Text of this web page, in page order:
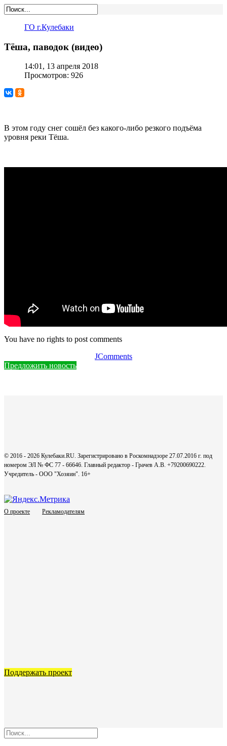
ГО г.Кулебаки
Тёша, паводок (видео)
14:01, 13 апреля 2018
Просмотров: 926
В этом году снег сошёл без какого-либо резкого подъёма
уровня реки Тёша.
You have no rights to post comments
JComments
Предложить новость
© 2016 - 2026 Кулебаки.RU. Зарегистрировано в Роскомнадзоре 27.07.2016 г. под
номером ЭЛ № ФС 77 - 66646. Главный редактор - Грачев А.В. +79200690222.
Учредитель - ООО "Хозяин". 16+
О проекте Рекламодателям
Поддержать проект